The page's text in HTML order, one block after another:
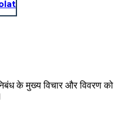
के मुख्य विचार और विवरण को